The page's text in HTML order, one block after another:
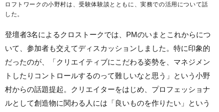
ロフトワークの小野村は、受験体験談とともに、実務での活用について話
した。
登壇者3名によるクロストークでは、PMのいまとこれからにつ
いて、参加者も交えてディスカッションしました。特に印象的
だったのが、「クリエイティブにこだわる姿勢を、マネジメン
トしたりコントロールするのって難しいなと思う」という小野
村からの話題提起。クリエイターをはじめ、プロフェッショナ
ルとして創造物に関わる人には「良いものを作りたい」という